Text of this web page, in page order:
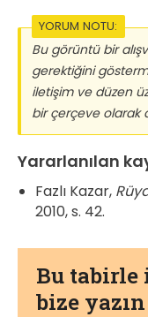
YORUM NOTU:
Bu görüntü bir
gerektiğini
iletişim ve düzen
bir çerçeve olarak
Yararlanılan
Fazlı Kazar,
2010, s. 42.
Bu
bize yazın